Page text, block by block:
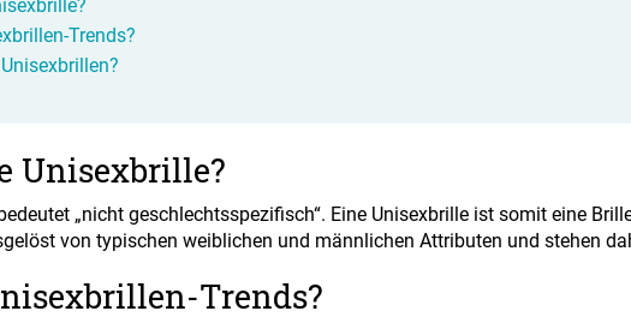
Trends?
Unisexbrille?
„nicht geschlechtsspezifisch“. Eine Unisexbrille ist somit eine
von typischen weiblichen und männlichen Attributen und stehen
Trends?